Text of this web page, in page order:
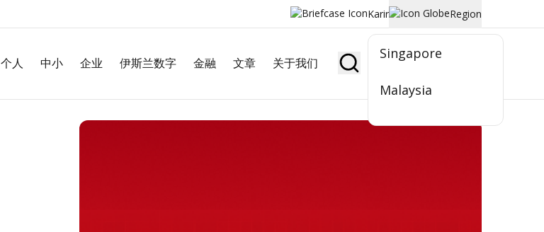
Karir Region
Singapore
Malaysia
个人 中小 企业 伊斯兰数字 金融 文章 关于我们 Jadi Nasabah